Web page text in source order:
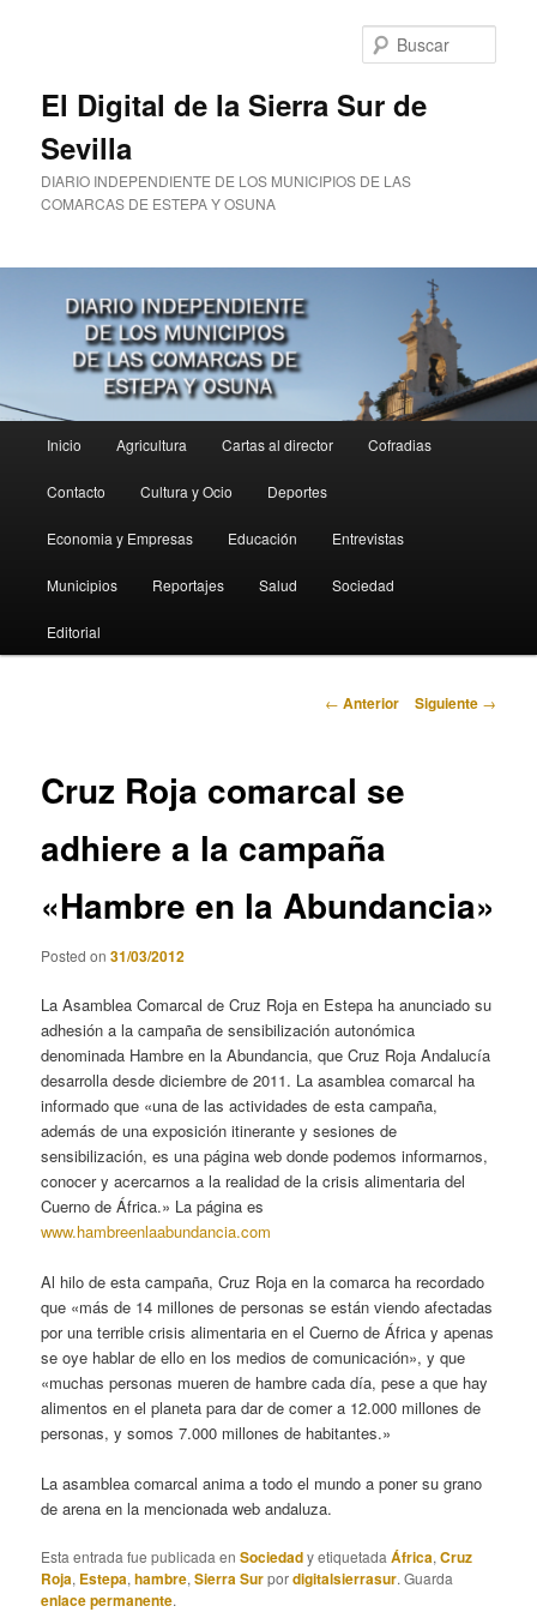
El Digital de la Sierra Sur de
Sevilla
DIARIO INDEPENDIENTE DE LOS MUNICIPIOS DE LAS
COMARCAS DE ESTEPA Y OSUNA
principal
Inicio Agricultura Cartas al director Cofradias
Contacto Cultura y Ocio Deportes
Economia y Empresas Educación Entrevistas
Municipios Reportajes Salud Sociedad
Editorial
Navegación
← Anterior Siguiente →
Cruz Roja comarcal se
adhiere a la campaña
«Hambre en la Abundancia»
Posted on31/03/2012
La Asamblea Comarcal de Cruz Roja en Estepa ha anunciado su
adhesión a la campaña de sensibilización autonómica
denominada Hambre en la Abundancia, que Cruz Roja Andalucía
desarrolla desde diciembre de 2011. La asamblea comarcal ha
informado que «una de las actividades de esta campaña,
además de una exposición itinerante y sesiones de
sensibilización, es una página web donde podemos informarnos,
conocer y acercarnos a la realidad de la crisis alimentaria del
Cuerno de África.» La página es
www.hambreenlaabundancia.com
Al hilo de esta campaña, Cruz Roja en la comarca ha recordado
que «más de 14 millones de personas se están viendo afectadas
por una terrible crisis alimentaria en el Cuerno de África y apenas
se oye hablar de ello en los medios de comunicación», y que
«muchas personas mueren de hambre cada día, pese a que hay
alimentos en el planeta para dar de comer a 12.000 millones de
personas, y somos 7.000 millones de habitantes.»
La asamblea comarcal anima a todo el mundo a poner su grano
de arena en la mencionada web andaluza.
Esta entrada fue publicada enSociedady etiquetadaÁfrica,Cruz
Roja, Estepa,hambre,Sierra Surpordigitalsierrasur. Guarda
enlace permanente.